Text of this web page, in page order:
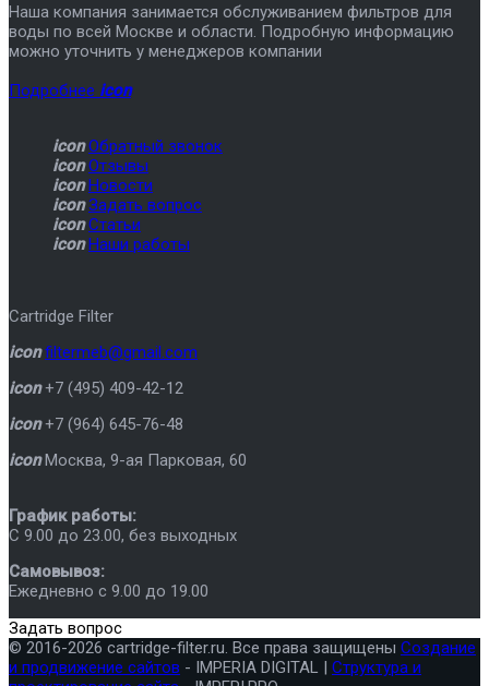
Наша компания занимается обслуживанием фильтров для
воды по всей Москве и области. Подробную информацию
можно уточнить у менеджеров компании
Подробнее icon
icon Обратный звонок
icon Отзывы
icon Новости
icon Задать вопрос
icon Статьи
icon Наши работы
Cartridge Filter
icon filtermeb@gmail.com
icon +7 (495) 409-42-12
icon +7 (964) 645-76-48
icon Москва, 9-ая Парковая, 60
График работы:
C 9.00 до 23.00, без выходных
Самовывоз:
Ежедневно с 9.00 до 19.00
Задать вопрос
© 2016-2026 cartridge-filter.ru. Все права защищены Создание
и продвижение сайтов - IMPERIA DIGITAL | Структура и